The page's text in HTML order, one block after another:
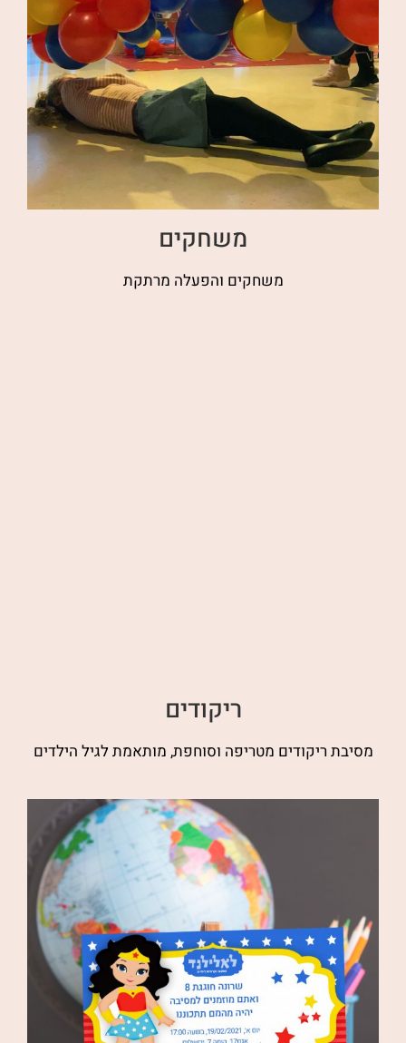
משחקים
משחקים והפעלה מרתקת
ריקודים
מסיבת ריקודים מטריפה וסוחפת, מותאמת לגיל הילדים